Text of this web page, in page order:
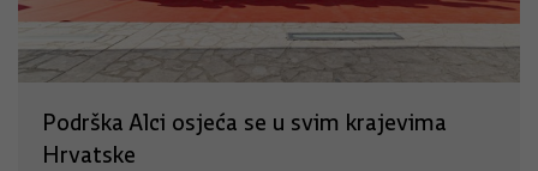
Podrška Alci osjeća se u svim krajevima
Hrvatske